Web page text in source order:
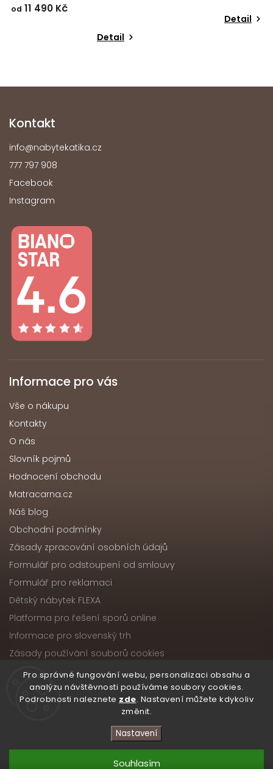
Pro správné fungování webu, personalizaci obsahu a
analýzu návštěvnosti používáme soubory cookies.
Podrobnosti naleznete zde. Nastavení můžete kdykoliv
změnit.
Nastavení
Souhlasím
od 11 490 Kč
Detail
Detail
Kontakt
info@nabytekatika.cz
777 797 908
Facebook
Instagram
Informace pro vás
Vše o nákupu
Kontakty
O nás
Slovník pojmů
Hodnocení obchodu
Matracarna.cz
Náš blog
Obchodní podmínky
Zásady zpracování osobních údajů
Formulář pro odstoupení od smlouvy
Formulář pro reklamaci
Dětský nábytek FLEXA
Platforma pro řešení sporů online
Informace pro slovenský trh
Zásady používání souborů cookies
Copyright 2026Nábytek ATIKA, s.r.o.. Všechna práva
vyhrazena.
Upravit nastavení cookies
VytvořilShoptet| DesignShoptak.cz